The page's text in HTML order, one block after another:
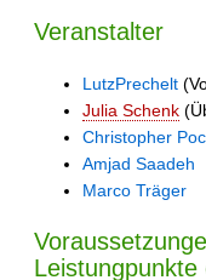
Veranstalter
LutzPrechelt
Julia Schenk
Christopher
Amjad Saadeh
Marco Träger
Leistungpunkte